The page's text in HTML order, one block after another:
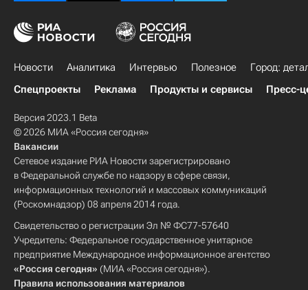
Новости Аналитика Интервью Полезное
Город:
Спецпроекты
Реклама Продукты и сервисы Пресс-
Версия 2023.1 Beta
© 2026 МИА «Россия сегодня»
Вакансии
Сетевое издание РИА Новости зарегистрировано
в Федеральной службе по надзору в сфере связи,
информационных технологий и массовых коммуникаций
(Роскомнадзор) 08 апреля 2014 года.
Свидетельство о регистрации Эл № ФС77-57640
Учредитель: Федеральное государственное унитарное
предприятие Международное информационное агентство
«Россия сегодня» (МИА «Россия сегодня»).
Правила использования материалов